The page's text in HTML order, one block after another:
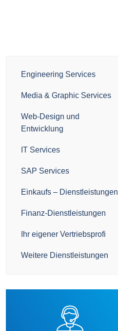
Engineering Services
Media & Graphic Services
Web-Design und
Entwicklung
IT Services
SAP Services
Einkaufs – Dienstleistungen
Finanz-Dienstleistungen
Ihr eigener Vertriebsprofi
Weitere Dienstleistungen